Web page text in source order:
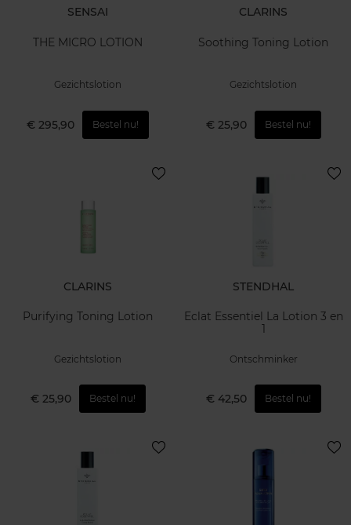
SENSAI
THE MICRO LOTION
Gezichtslotion
€ 295,90 Bestel nu!
CLARINS
Soothing Toning Lotion
Gezichtslotion
€ 25,90 Bestel nu!
CLARINS
Purifying Toning Lotion
Gezichtslotion
€ 25,90 Bestel nu!
STENDHAL
Eclat Essentiel La Lotion 3 en
1
Ontschminker
€ 42,50 Bestel nu!